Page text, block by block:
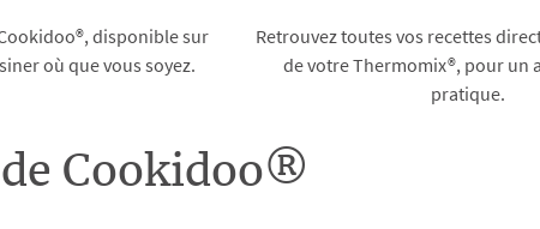
disponible sur
où que vous soyez.
Retrouvez toutes vos recettes
de votre Thermomix®, pour un
pratique.
Cookidoo®